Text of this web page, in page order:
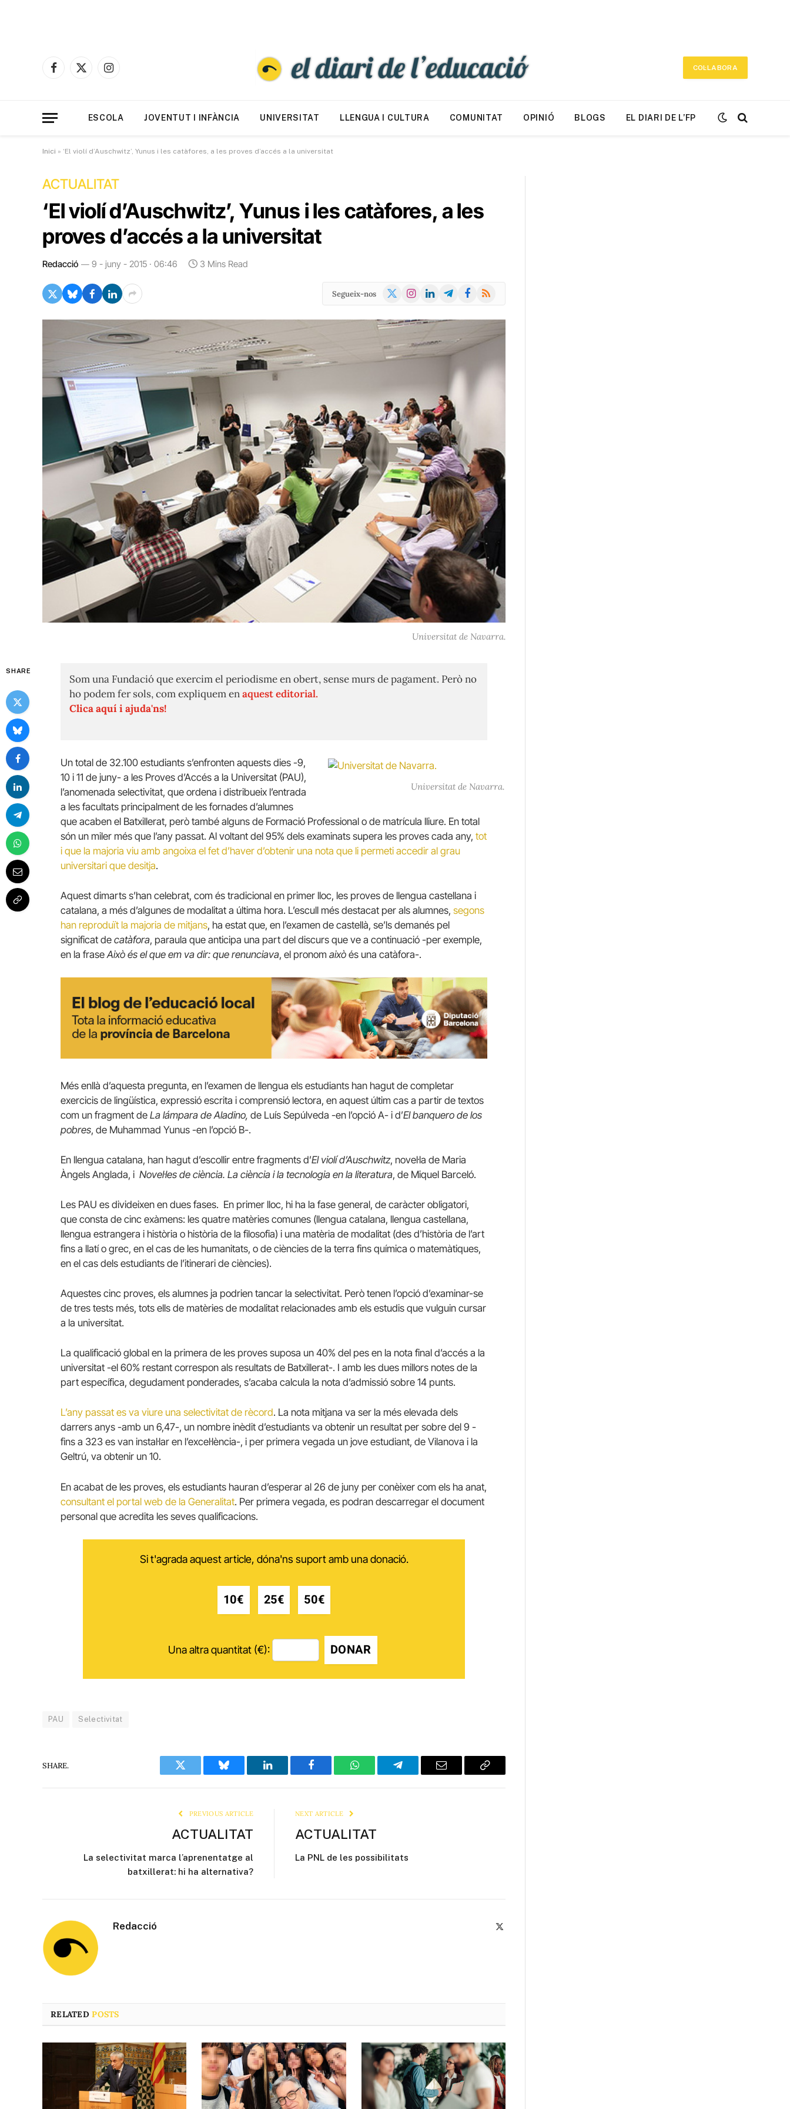
Facebook
X
Instagram
COL·LABORA
ESCOLA JOVENTUT I INFÀNCIA UNIVERSITAT LLENGUA I CULTURA COMUNITAT OPINIÓ BLOGS EL DIARI DE L’FP
Inici » ‘El violí d’Auschwitz’, Yunus i les catàfores, a les proves d’accés a la universitat
ACTUALITAT
‘El violí d’Auschwitz’, Yunus i les catàfores, a les
proves d’accés a la universitat
Redacció 9 - juny - 2015 · 06:46 3 Mins Read
Segueix-nos
X
Instagram
LinkedInTelegramFacebook
RSS
Universitat de Navarra.
SHARE
Som una Fundació que exercim el periodisme en obert, sense murs de pagament. Però no
ho podem fer sols, com expliquem enaquest editorial.
Clica aquí i ajuda'ns!
Universitat de Navarra.
Un total de 32.100 estudiants s’enfronten aquests dies -9,
10 i 11 de juny- a les Proves d’Accés a la Universitat (PAU),
l’anomenada selectivitat, que ordena i distribueix l’entrada
a les facultats principalment de les fornades d’alumnes
que acaben el Batxillerat, però també alguns de Formació Professional o de matrícula lliure. En total
són un miler més que l’any passat. Al voltant del 95% dels examinats supera les proves cada any, tot
i que la majoria viu amb angoixa el fet d’haver d’obtenir una nota que li permeti accedir al grau
universitari que desitja.
Aquest dimarts s’han celebrat, com és tradicional en primer lloc, les proves de llengua castellana i
catalana, a més d’algunes de modalitat a última hora. L’escull més destacat per als alumnes, segons
han reproduït la majoria de mitjans, ha estat que, en l’examen de castellà, se’ls demanés pel
significat de catàfora, paraula que anticipa una part del discurs que ve a continuació -per exemple,
en la fraseAixò és el que em va dir: que renunciava, el pronom això és una catàfora-.
Més enllà d’aquesta pregunta, en l’examen de llengua els estudiants han hagut de completar
exercicis de lingüística, expressió escrita i comprensió lectora, en aquest últim cas a partir de textos
com un fragment de La lámpara de Aladino, de Luís Sepúlveda -en l’opció A- i d’El banquero de los
pobres, de Muhammad Yunus -en l’opció B-.
En llengua catalana, han hagut d’escollir entre fragments d’El violí d’Auschwitz, novel·la de Maria
Àngels Anglada, i Novel·les de ciència. La ciència i la tecnologia en la literatura, de Miquel Barceló.
Les PAU es divideixen en dues fases. En primer lloc, hi ha la fase general, de caràcter obligatori,
que consta de cinc exàmens: les quatre matèries comunes (llengua catalana, llengua castellana,
llengua estrangera i història o història de la filosofia) i una matèria de modalitat (des d’història de l’art
fins a llatí o grec, en el cas de les humanitats, o de ciències de la terra fins química o matemàtiques,
en el cas dels estudiants de l’itinerari de ciències).
Aquestes cinc proves, els alumnes ja podrien tancar la selectivitat. Però tenen l’opció d’examinar-se
de tres tests més, tots ells de matèries de modalitat relacionades amb els estudis que vulguin cursar
a la universitat.
La qualificació global en la primera de les proves suposa un 40% del pes en la nota final d’accés a la
universitat -el 60% restant correspon als resultats de Batxillerat-. I amb les dues millors notes de la
part específica, degudament ponderades, s’acaba calcula la nota d’admissió sobre 14 punts.
L’any passat es va viure una selectivitat de rècord. La nota mitjana va ser la més elevada dels
darrers anys -amb un 6,47-, un nombre inèdit d’estudiants va obtenir un resultat per sobre del 9 -
fins a 323 es van instal·lar en l’excel·lència-, i per primera vegada un jove estudiant, de Vilanova i la
Geltrú, va obtenir un 10.
En acabat de les proves, els estudiants hauran d’esperar al 26 de juny per conèixer com els ha anat,
consultant el portal web de la Generalitat. Per primera vegada, es podran descarregar el document
personal que acredita les seves qualificacions.
Si t'agrada aquest article, dóna'ns suport amb una donació.
10€ 25€ 50€
Una altra quantitat (€): DONAR
PAU Selectivitat
SHARE.
Twitter Bluesky LinkedIn Facebook WhatsAppTelegram Email
Copy
PREVIOUS ARTICLE
ACTUALITAT
La selectivitat marca l’aprenentatge al
batxillerat: hi ha alternativa?
NEXT ARTICLE
ACTUALITAT
La PNL de les possibilitats
Redacció
RELATEDPOSTS